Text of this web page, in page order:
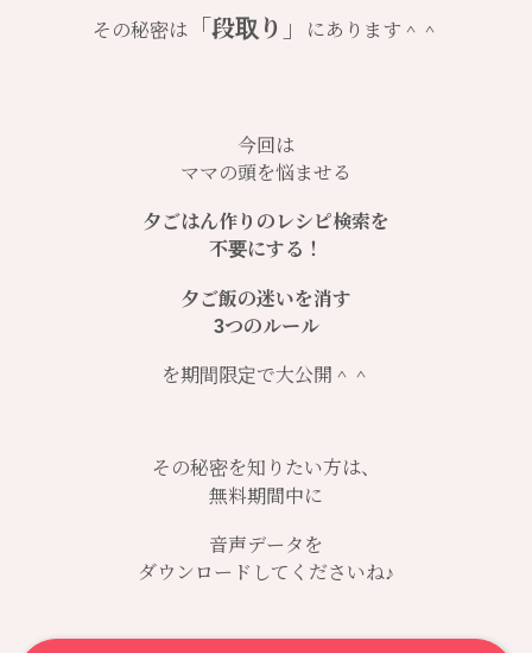
その秘密は 「段取り」 にあります＾＾
今回は
ママの頭を悩ませる
夕ごはん作りのレシピ検索を
不要にする！
夕ご飯の迷いを消す
3つのルール
を期間限定で大公開＾＾
その秘密を知りたい方は、
無料期間中に
音声データを
ダウンロードしてくださいね♪